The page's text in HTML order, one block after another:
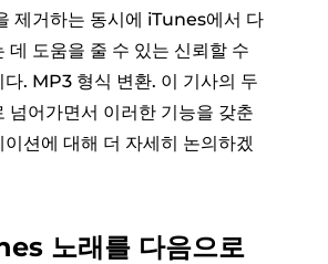
제거하는 동시에 iTunes에서 다
데 도움을 줄 수 있는 신뢰할 수
다. MP3 형식 변환. 이 기사의 두
넘어가면서 이러한 기능을 갖춘
션에 대해 더 자세히 논의하겠
노래를 다음으로